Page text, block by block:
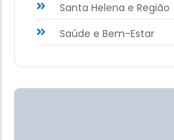
Santa Helena e Região
Saúde e Bem-Estar